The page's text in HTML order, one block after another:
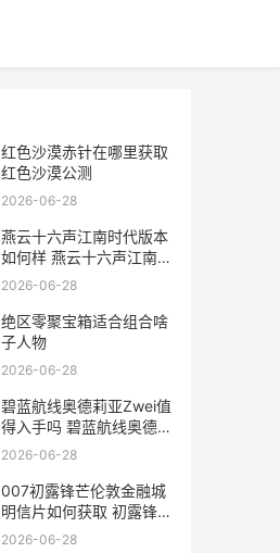
红色沙漠赤针在哪里获取
红色沙漠公测
2026-06-28
燕云十六声江南时代版本
如何样 燕云十六声江南镇
守
2026-06-28
绝区零聚宝箱适合组合啥
子人物
2026-06-28
碧蓝航线奥德莉亚Zwei值
得入手吗 碧蓝航线奥德莉
亚手办
2026-06-28
007初露锋芒伦敦金融城
明信片如何获取 初露锋芒
出处
2026-06-28